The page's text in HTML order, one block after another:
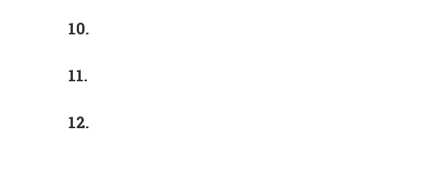
10.
11.
12.